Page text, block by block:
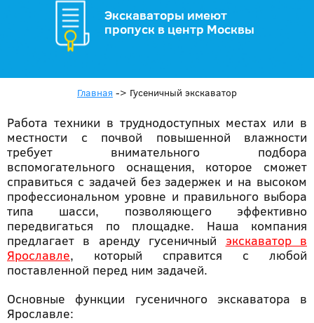
Экскаваторы имеют
пропуск в центр Москвы
Главная -> Гусеничный экскаватор
Работа техники в труднодоступных местах или в
местности с почвой повышенной влажности
требует внимательного подбора
вспомогательного оснащения, которое сможет
справиться с задачей без задержек и на высоком
профессиональном уровне и правильного выбора
типа шасси, позволяющего эффективно
передвигаться по площадке. Наша компания
предлагает в аренду гусеничный экскаватор в
Ярославле, который справится с любой
поставленной перед ним задачей.
Основные функции гусеничного экскаватора в
Ярославле: